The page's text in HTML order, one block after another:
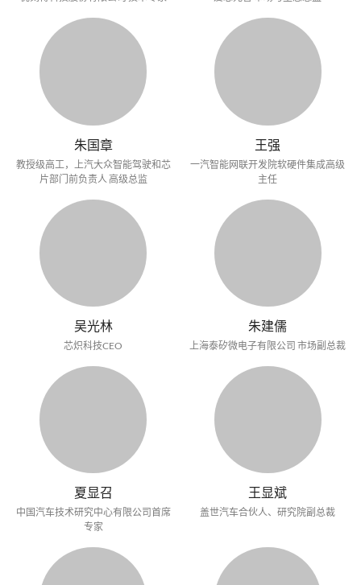
朱国章
教授级高工，上汽大众智能驾驶和芯
片部门前负责人 高级总监
王强
一汽智能网联开发院软硬件集成高级
主任
吴光林
芯炽科技CEO
朱建儒
上海泰矽微电子有限公司 市场副总裁
夏显召
中国汽车技术研究中心有限公司首席
专家
王显斌
盖世汽车合伙人、研究院副总裁